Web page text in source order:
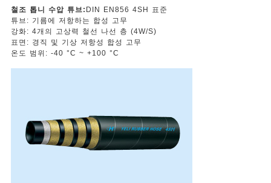
회
를
요
철조 톱니 수압 튜브: DIN EN856 4SH 표준
튜브: 기름에 저항하는 합성 고무
강화: 4개의 고상력 철선 나선 층 (4W/S)
표면: 경직 및 기상 저항성 합성 고무
온도 범위: -40 °C ~ +100 °C